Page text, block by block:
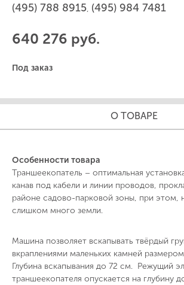
(495) 788 8915, (495) 984 7481
640 276 руб.
Под заказ
О ТОВАРЕ
Особенности товара
Траншеекопатель – оптимальная
канав под кабели и линии проводов,
районе садово-парковой зоны, при этом,
слишком много земли.
Машина позволяет вскапывать твёрдый
вкраплениями маленьких камней
Глубина вскапывания до 72 см. Режущий
траншеекопателя опускается на глубину